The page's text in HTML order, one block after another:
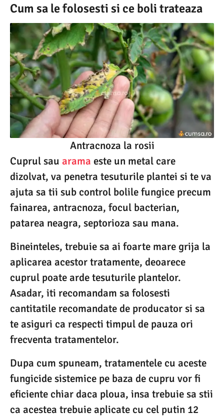
Cum sa le folosesti si ce boli trateaza
Antracnoza la rosii
Cuprul sau arama este un metal care
dizolvat, va penetra tesuturile plantei si te va
ajuta sa tii sub control bolile fungice precum
fainarea, antracnoza, focul bacterian,
patarea neagra, septorioza sau mana.
Bineinteles, trebuie sa ai foarte mare grija la
aplicarea acestor tratamente, deoarece
cuprul poate arde tesuturile plantelor.
Asadar, iti recomandam sa folosesti
cantitatile recomandate de producator si sa
te asiguri ca respecti timpul de pauza ori
frecventa tratamentelor.
Dupa cum spuneam, tratamentele cu aceste
fungicide sistemice pe baza de cupru vor fi
eficiente chiar daca ploua, insa trebuie sa stii
ca acestea trebuie aplicate cu cel putin 12